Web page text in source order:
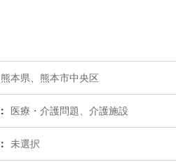
熊本県、熊本市中央区
医療・介護問題、介護施設
未選択